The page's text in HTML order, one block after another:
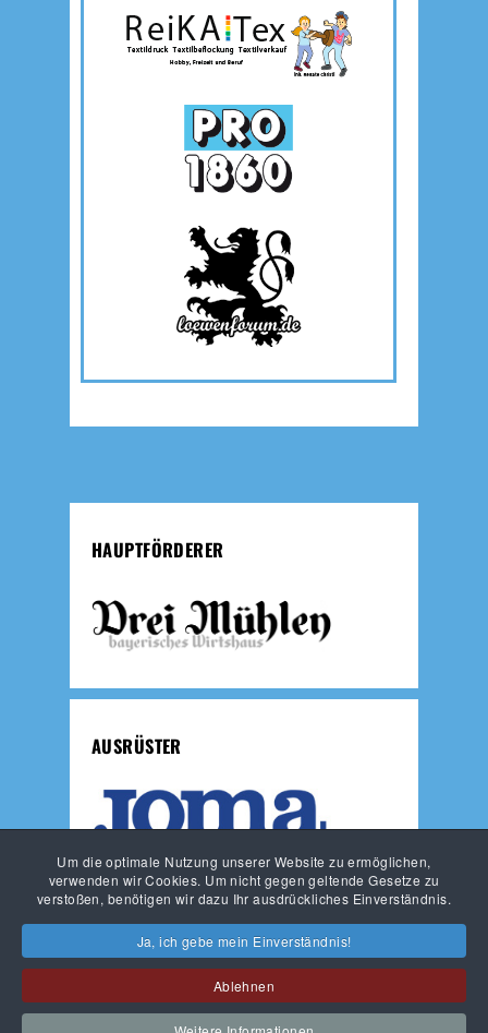
Um die optimale Nutzung unserer Website zu ermöglichen,
verwenden wir Cookies. Um nicht gegen geltende Gesetze zu
verstoßen, benötigen wir dazu Ihr ausdrückliches Einverständnis.
Ja, ich gebe mein Einverständnis!
Ablehnen
HAUPTFÖRDERER
AUSRÜSTER
JUNGLÖWEN
LÖWEN-FUSSBALLSCHULE
HAUPTVEREIN
KONTAKT IMPRESSUM DATENSCHUTZ